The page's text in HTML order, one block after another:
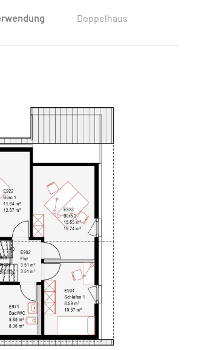
Doppelhaus